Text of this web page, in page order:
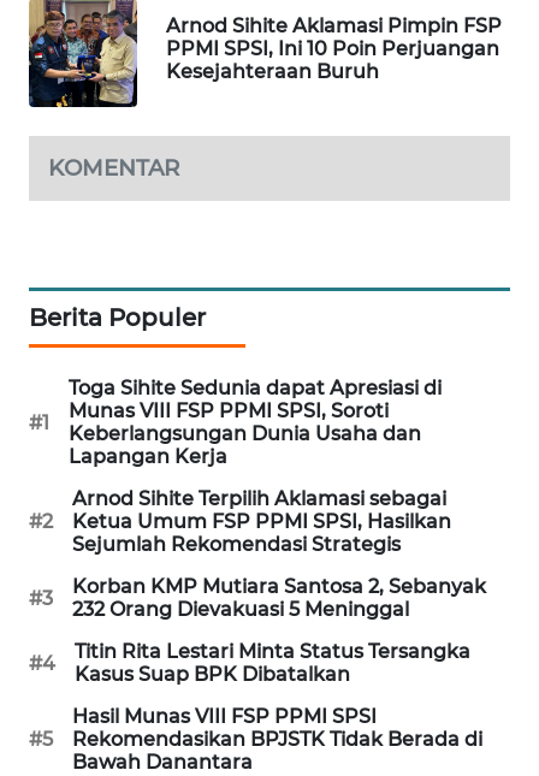
Arnod Sihite Aklamasi Pimpin FSP
PPMI SPSI, Ini 10 Poin Perjuangan
Kesejahteraan Buruh
KOMENTAR
Berita Populer
#1
Toga Sihite Sedunia dapat Apresiasi di
Munas VIII FSP PPMI SPSI, Soroti
Keberlangsungan Dunia Usaha dan
Lapangan Kerja
#2
Arnod Sihite Terpilih Aklamasi sebagai
Ketua Umum FSP PPMI SPSI, Hasilkan
Sejumlah Rekomendasi Strategis
#3
Korban KMP Mutiara Santosa 2, Sebanyak
232 Orang Dievakuasi 5 Meninggal
#4
Titin Rita Lestari Minta Status Tersangka
Kasus Suap BPK Dibatalkan
#5
Hasil Munas VIII FSP PPMI SPSI
Rekomendasikan BPJSTK Tidak Berada di
Bawah Danantara
WAHANA
SPORT
PERSONA
WAHANA
OTOMOTIF
HEALTH
DESA
WISATA
LAPAK
WAHANA